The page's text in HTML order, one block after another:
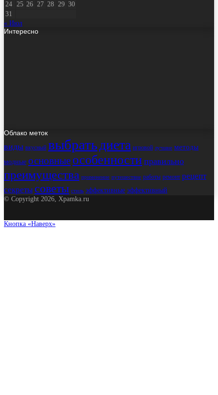
24
25 26 27 28 29 30
31
« Июл
Интересно
Облако меток
виды вкусный выбратьдиета игровой лучшие методы
модные основные особенности правильно
преимущества применение путешествие работы ремонт рецепт
секреты советы стиль эффективные эффективный
© Copyright 2026, Xpamka.ru
Кнопка «Наверх»